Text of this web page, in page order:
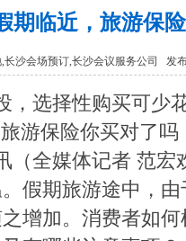
期临近，旅游保
长沙会场预订,长沙会议服务公司 发
选择性购买可少
保险你买对了吗
全媒体记者 范宏
假期旅游途中，
增加。消费者如